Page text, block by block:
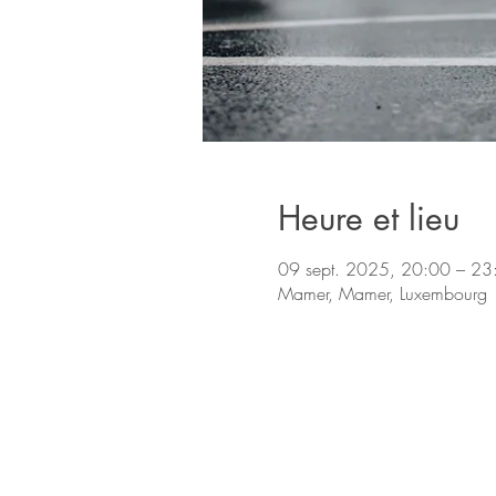
Heure et lieu
09 sept. 2025, 20:00 –
Mamer, Mamer, Luxembourg